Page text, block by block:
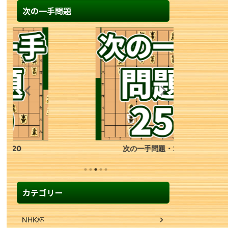
次の一手問題
次の一手問題・25
カテゴリー
NHK杯